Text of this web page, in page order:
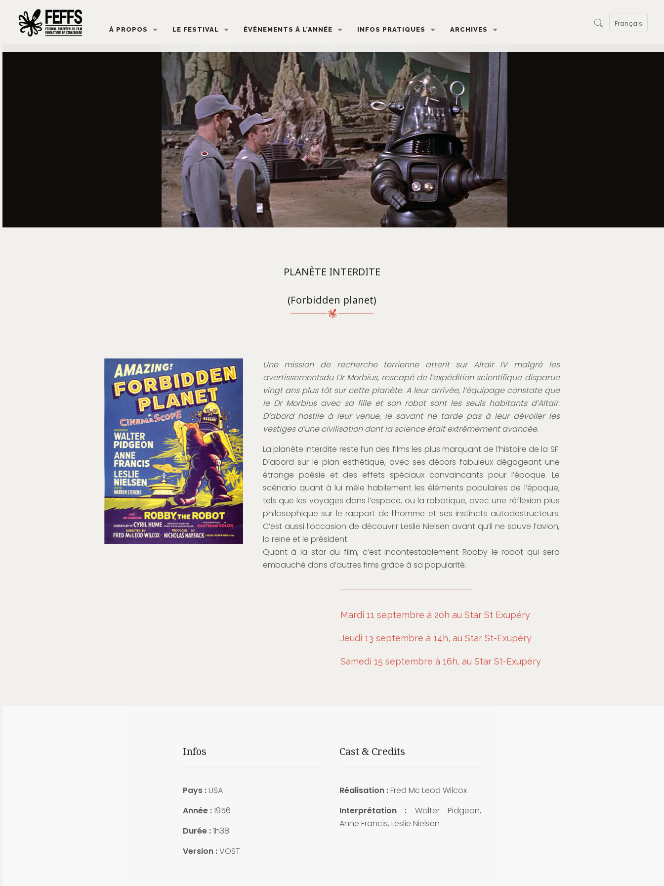
À PROPOS LE FESTIVAL ÉVÈNEMENTS À L’ANNÉE INFOS PRATIQUES ARCHIVES
Français
PLANÈTE INTERDITE
(Forbidden planet)
Une mission de recherche terrienne atterit sur Altaïr IV malgré les
avertissementsdu Dr Morbius, rescapé de l’expédition scientifique disparue
vingt ans plus tôt sur cette planète. A leur arrivée, l’équipage constate que
le Dr Morbius avec sa fille et son robot sont les seuls habitants d’Altaïr.
D’abord hostile à leur venue, le savant ne tarde pas à leur dévoiler les
vestiges d’une civilisation dont la science était extrêmement avancée.
La planète interdite reste l’un des films les plus marquant de l’histoire de la SF.
D’abord sur le plan esthétique, avec ses décors fabuleux dégageant une
étrange poésie et des effets spéciaux convaincants pour l’époque. Le
scénario quant à lui mêle habilement les éléments populaires de l’époque,
tels que les voyages dans l’espace, ou la robotique, avec une réflexion plus
philosophique sur le rapport de l’homme et ses instincts autodestructeurs.
C’est aussi l’occasion de découvrir Leslie Nielsen avant qu’il ne sauve l’avion,
la reine et le président.
Quant à la star du film, c’est incontestablement Robby le robot qui sera
embauché dans d’autres fims grâce à sa popularité.
Mardi 11 septembre à 20h au Star St Exupéry
Jeudi 13 septembre à 14h, au Star St-Exupéry
Samedi 15 septembre à 16h, au Star St-Exupéry
Infos
Pays :USA
Année :1956
Durée :1h38
Version :VOST
Cast & Credits
Réalisation :Fred Mc Leod Wilcox
Interprétation : Walter Pidgeon,
Anne Francis, Leslie Nielsen